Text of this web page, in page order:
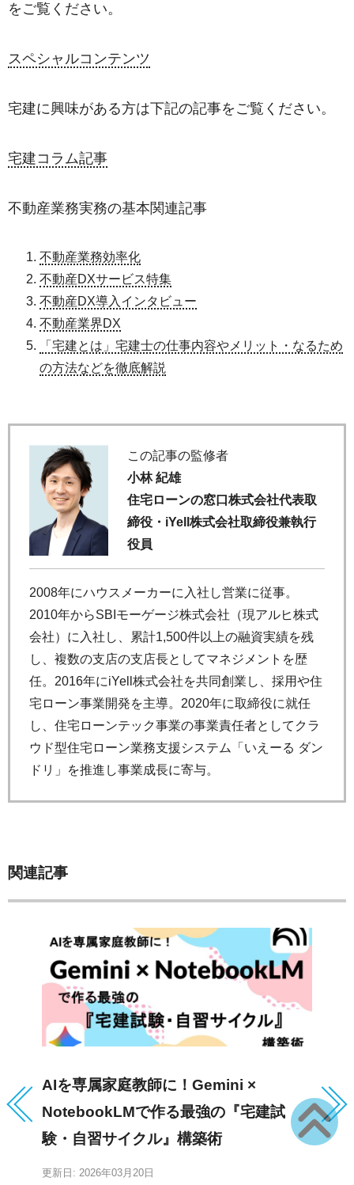
をご覧ください。
スペシャルコンテンツ
宅建に興味がある方は下記の記事をご覧ください。
宅建コラム記事
不動産業務実務の基本関連記事
不動産業務効率化
不動産DXサービス特集
不動産DX導入インタビュー
不動産業界DX
「宅建とは」宅建士の仕事内容やメリット・なるため
の方法などを徹底解説
この記事の監修者
小林 紀雄
住宅ローンの窓口株式会社代表取
締役・iYell株式会社取締役兼執行
役員
2008年にハウスメーカーに入社し営業に従事。
2010年からSBIモーゲージ株式会社（現アルヒ株式
会社）に入社し、累計1,500件以上の融資実績を残
し、複数の支店の支店長としてマネジメントを歴
任。2016年にiYell株式会社を共同創業し、採用や住
宅ローン事業開発を主導。2020年に取締役に就任
し、住宅ローンテック事業の事業責任者としてクラ
ウド型住宅ローン業務支援システム「いえーる ダン
ドリ」を推進し事業成長に寄与。
関連記事
AIを専属家庭教師に！Gemini ×
NotebookLMで作る最強の『宅建試
験・自習サイクル』構築術
更新日: 2026年03月20日
要